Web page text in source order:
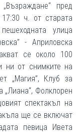
пред
ч. от старата
улица
- Априловска
се около 100
ни от снимките на
„Магия”, Клуб за
„Лиана“, Фолклорен
спектакъл на
ще се включат
певица Ивета